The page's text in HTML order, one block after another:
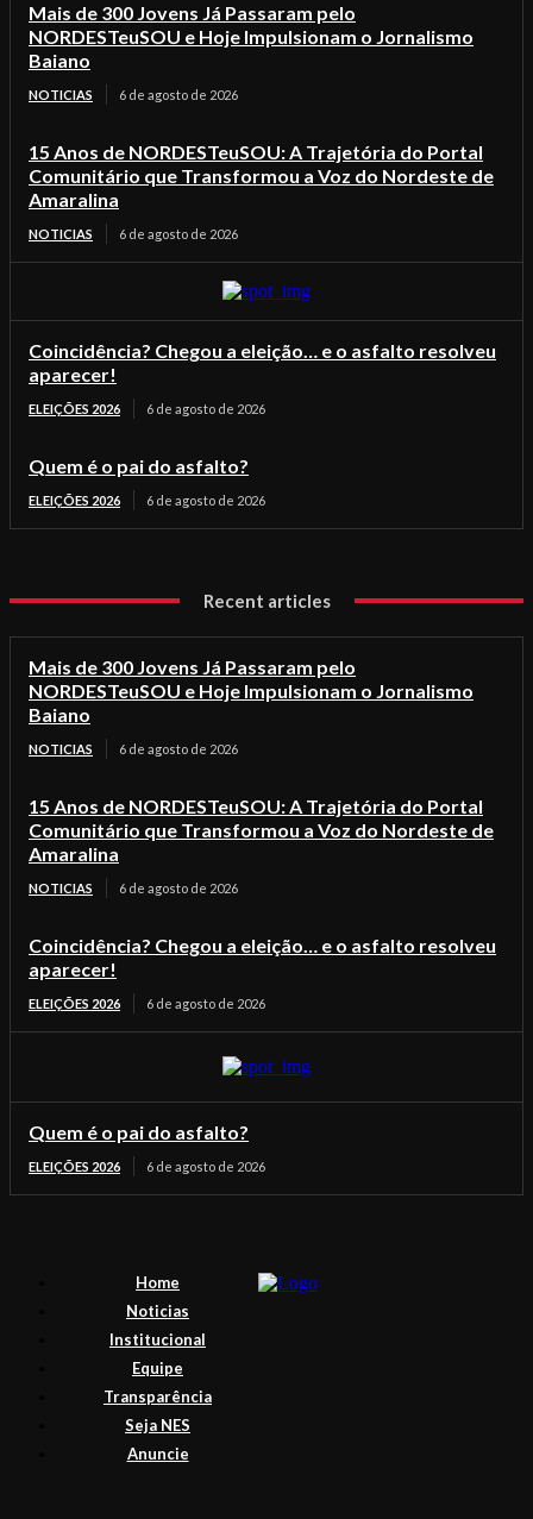
Mais de 300 Jovens Já Passaram pelo
NORDESTeuSOU e Hoje Impulsionam o Jornalismo
Baiano
NOTICIAS 6 de agosto de 2026
15 Anos de NORDESTeuSOU: A Trajetória do Portal
Comunitário que Transformou a Voz do Nordeste de
Amaralina
NOTICIAS 6 de agosto de 2026
Coincidência? Chegou a eleição… e o asfalto resolveu
aparecer!
ELEIÇÕES 2026 6 de agosto de 2026
Quem é o pai do asfalto?
ELEIÇÕES 2026 6 de agosto de 2026
Recent articles
Mais de 300 Jovens Já Passaram pelo
NORDESTeuSOU e Hoje Impulsionam o Jornalismo
Baiano
NOTICIAS 6 de agosto de 2026
15 Anos de NORDESTeuSOU: A Trajetória do Portal
Comunitário que Transformou a Voz do Nordeste de
Amaralina
NOTICIAS 6 de agosto de 2026
Coincidência? Chegou a eleição… e o asfalto resolveu
aparecer!
ELEIÇÕES 2026 6 de agosto de 2026
Quem é o pai do asfalto?
ELEIÇÕES 2026 6 de agosto de 2026
Home
Noticias
Institucional
Equipe
Transparência
Seja NES
Anuncie